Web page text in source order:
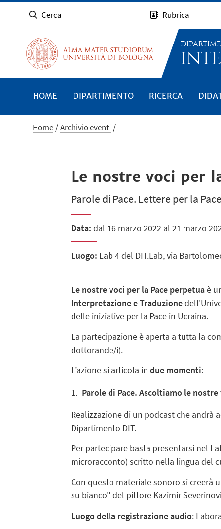
Cerca Rubrica
HOME DIPARTIMENTO RICERCA
Home Archivio eventi
Le nostre voci per
Parole di Pace. Lettere per la
Data: dal 16 marzo 2022 al 21 marzo
Luogo: Lab 4 del DIT.Lab, via
Le nostre voci per la Pace perpetuaè
Interpretazione e Traduzione
delle iniziative per la Pace in Ucraina.
La partecipazione è aperta a tutta la
dottorande/i).
L’azione si articola in due momenti:
Parole di Pace. Ascoltiamo le nostre
Realizzazione di un podcast che andrà
Dipartimento DIT.
Per partecipare basta presentarsi nel
microracconto) scritto nella lingua del
Con questo materiale sonoro si creerà
su bianco" del pittore Kazimir
Luogo della registrazione audio: